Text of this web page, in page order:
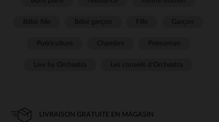
LIVRAISON GRATUITE EN MAGASIN